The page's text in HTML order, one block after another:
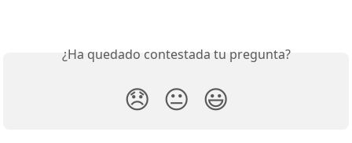
¿Ha quedado contestada tu pregunta?
😞 😐 😃